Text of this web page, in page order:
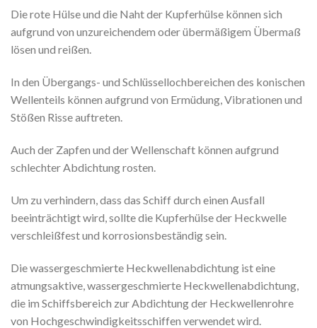
Die rote Hülse und die Naht der Kupferhülse können sich
aufgrund von unzureichendem oder übermäßigem Übermaß
lösen und reißen.
In den Übergangs- und Schlüssellochbereichen des konischen
Wellenteils können aufgrund von Ermüdung, Vibrationen und
Stößen Risse auftreten.
Auch der Zapfen und der Wellenschaft können aufgrund
schlechter Abdichtung rosten.
Um zu verhindern, dass das Schiff durch einen Ausfall
beeinträchtigt wird, sollte die Kupferhülse der Heckwelle
verschleißfest und korrosionsbeständig sein.
Die wassergeschmierte Heckwellenabdichtung ist eine
atmungsaktive, wassergeschmierte Heckwellenabdichtung,
die im Schiffsbereich zur Abdichtung der Heckwellenrohre
von Hochgeschwindigkeitsschiffen verwendet wird.